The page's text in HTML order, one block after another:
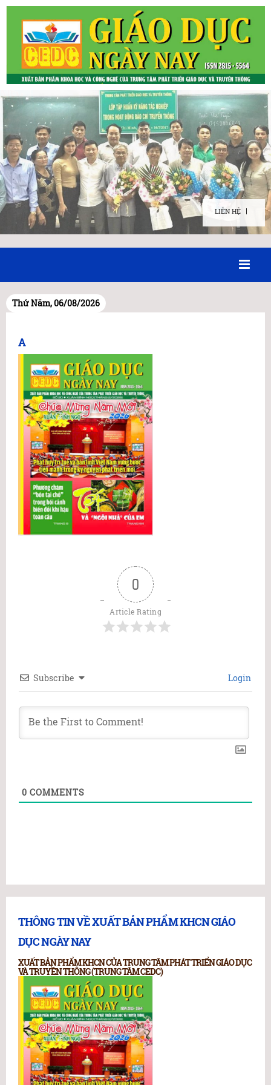
LIÊN HỆ
Thứ Năm, 06/08/2026
A
0
Article Rating
Subscribe Login
0 COMMENTS
THÔNG TIN VỀ XUẤT BẢN PHẨM KHCN GIÁO
DỤC NGÀY NAY
XUẤT BẢN PHẨM KHCN CỦA TRUNG TÂM PHÁT TRIỂN GIÁO DỤC
VÀ TRUYỀN THÔNG (TRUNG TÂM CEDC)